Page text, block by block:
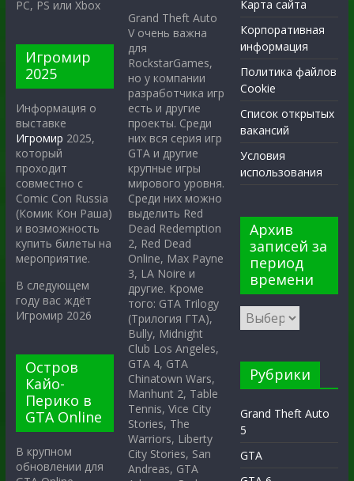
PC, PS или Xbox
Игромир
2025
Информация о
выставке
Игромир 2025,
который
проходит
совместно с
Comic Con Russia
(Комик Кон Раша)
и возможность
купить билеты на
мероприятие.
В следующем
году вас ждёт
Игромир 2026
Остров
Кайо-
Перико в
GTA Online
В крупном
обновлении для
Grand Theft Auto
V очень важна
для
RockstarGames,
но у компании
разработчика игр
есть и другие
проекты. Среди
них вся серия игр
GTA и другие
крупные игры
мирового уровня.
Среди них можно
выделить Red
Dead Redemption
2, Red Dead
Online, Max Payne
3, LA Noire и
другие. Кроме
того: GTA Trilogy
(Трилогия ГТА),
Bully, Midnight
Club Los Angeles,
GTA 4, GTA
Chinatown Wars,
Manhunt 2, Table
Tennis, Vice City
Stories, The
Warriors, Liberty
City Stories, San
Andreas, GTA
Карта сайта
Корпоративная
информация
Политика файлов
Cookie
Список открытых
вакансий
Условия
использования
Архив
записей за
период
времени
Рубрики
Grand Theft Auto
5
GTA